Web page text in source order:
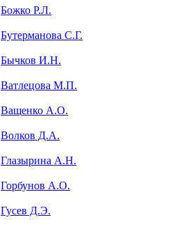
Божко Р.Л.
Бутерманова С.Г.
Бычков И.Н.
Ватлецова М.П.
Ващенко А.О.
Волков Д.А.
Глазырина А.Н.
Горбунов А.О.
Гусев Д.Э.